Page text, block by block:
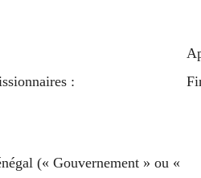
:
(« Gouvernement » ou «